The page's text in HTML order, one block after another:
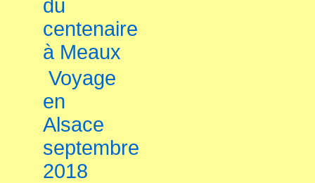
du
centenaire
à Meaux
Voyage
en
Alsace
septembre
2018